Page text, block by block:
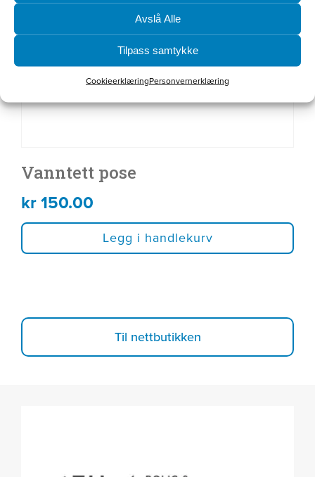
Avslå Alle
Tilpass samtykke
CookieerklæringPersonvernerklæring
Vanntett pose
kr150.00
Legg i handlekurv
Til nettbutikken